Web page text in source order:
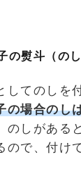
の熨斗（の
してのしを
の場合のし
のしがある
ので、付け